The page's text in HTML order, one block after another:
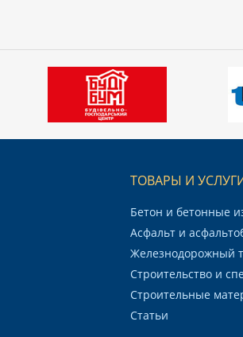
ТОВАРЫ И
Бетон и бетонные
Асфальт и
Железнодорожный
Строительство и
Строительные
Статьи